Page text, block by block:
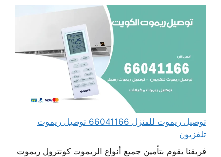
توصيل ريموت للمنزل 66041166 توصيل ريموت
تلفزيون
فريقنا يقوم بتأمين جميع أنواع الريموت كونترول ريموت